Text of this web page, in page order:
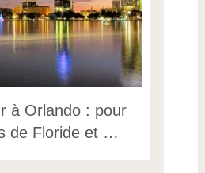
à Orlando : pour
de Floride et …